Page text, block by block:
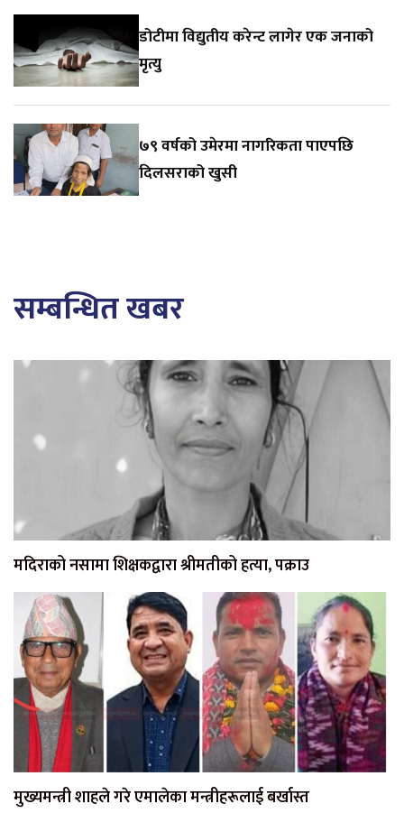
डोटीमा विद्युतीय करेन्ट लागेर एक जनाको
मृत्यु
७९ वर्षको उमेरमा नागरिकता पाएपछि
दिलसराको खुसी
सम्बन्धित खबर
मदिराको नसामा शिक्षकद्वारा श्रीमतीको हत्या, पक्राउ
मुख्यमन्त्री शाहले गरे एमालेका मन्त्रीहरूलाई बर्खास्त